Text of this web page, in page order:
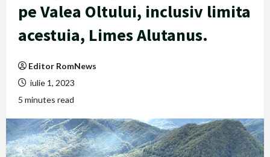
pe Valea Oltului, inclusiv limita
acestuia, Limes Alutanus.
Editor RomNews
iulie 1, 2023
5 minutes read